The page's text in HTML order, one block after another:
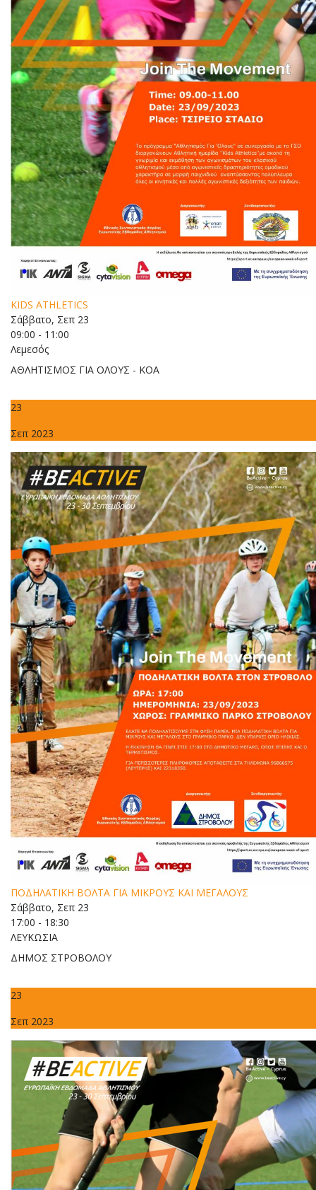
KIDS ATHLETICS
Σάββατο, Σεπ 23
09:00 - 11:00
Λεμεσός
ΑΘΛΗΤΙΣΜΟΣ ΓΙΑ ΟΛΟΥΣ - ΚΟΑ
23
Σεπ 2023
ΠΟΔΗΛΑΤΙΚΗ ΒΟΛΤΑ ΓΙΑ ΜΙΚΡΟΥΣ ΚΑΙ ΜΕΓΑΛΟΥΣ
Σάββατο, Σεπ 23
17:00 - 18:30
ΛΕΥΚΩΣΙΑ
ΔΗΜΟΣ ΣΤΡΟΒΟΛΟΥ
23
Σεπ 2023